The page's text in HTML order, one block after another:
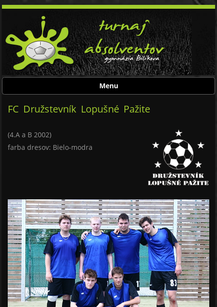
Menu
FC Družstevník Lopušné Pažite
(4.A a B 2002)
farba dresov: Bielo-modra